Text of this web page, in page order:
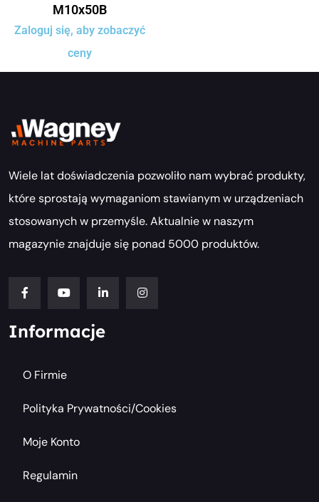
M10x50B
Zaloguj się, aby zobaczyć
ceny
Wiele lat doświadczenia pozwoliło nam wybrać produkty,
które sprostają wymaganiom stawianym w urządzeniach
stosowanych w przemyśle. Aktualnie w naszym
magazynie znajduje się ponad 5000 produktów.
Informacje
O Firmie
Polityka Prywatności/cookies
Moje Konto
Regulamin